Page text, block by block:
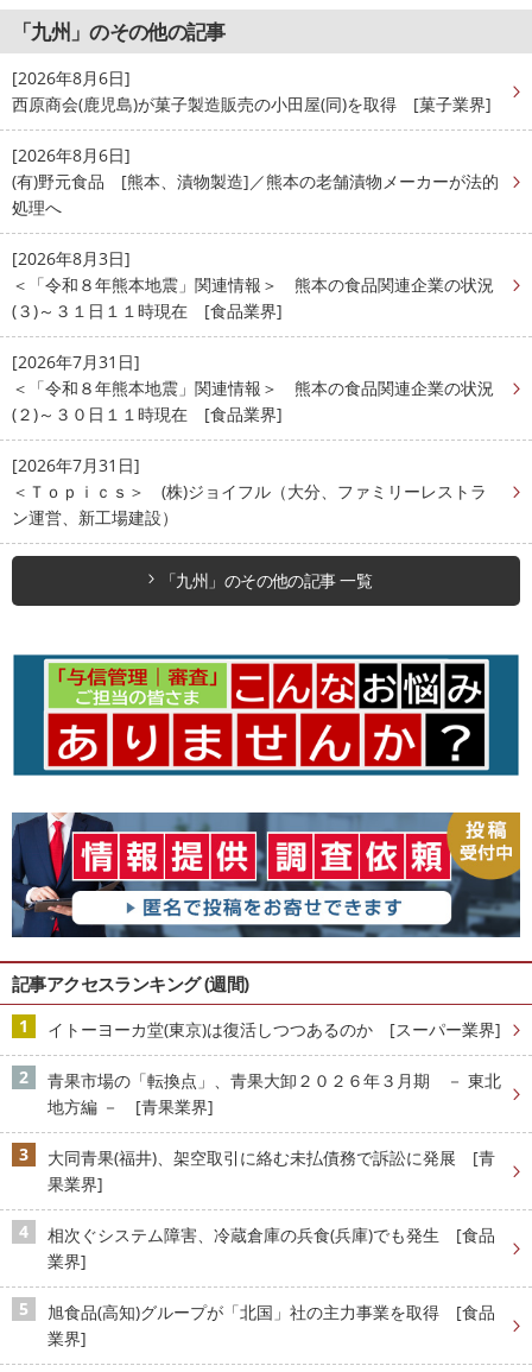
「九州」のその他の記事
[2026年8月6日]
西原商会(鹿児島)が菓子製造販売の小田屋(同)を取得 [菓子業界]
[2026年8月6日]
(有)野元食品 [熊本、漬物製造]／熊本の老舗漬物メーカーが法的
処理へ
[2026年8月3日]
＜「令和８年熊本地震」関連情報＞ 熊本の食品関連企業の状況
(３)～３１日１１時現在 [食品業界]
[2026年7月31日]
＜「令和８年熊本地震」関連情報＞ 熊本の食品関連企業の状況
(２)～３０日１１時現在 [食品業界]
[2026年7月31日]
＜Ｔｏｐｉｃｓ＞ (株)ジョイフル（大分、ファミリーレストラ
ン運営、新工場建設）
「九州」のその他の記事 一覧
記事アクセスランキング (週間)
イトーヨーカ堂(東京)は復活しつつあるのか [スーパー業界]
青果市場の「転換点」、青果大卸２０２６年３月期 － 東北
地方編 － [青果業界]
大同青果(福井)、架空取引に絡む未払債務で訴訟に発展 [青
果業界]
相次ぐシステム障害、冷蔵倉庫の兵食(兵庫)でも発生 [食品
業界]
旭食品(高知)グループが「北国」社の主力事業を取得 [食品
業界]